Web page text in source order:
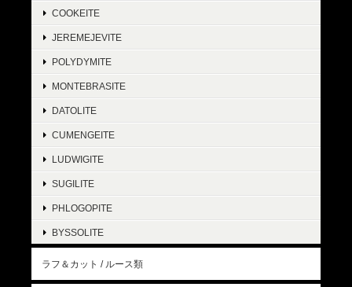
COOKEITE
JEREMEJEVITE
POLYDYMITE
MONTEBRASITE
DATOLITE
CUMENGEITE
LUDWIGITE
SUGILITE
PHLOGOPITE
BYSSOLITE
ラフ＆カット / ルース類